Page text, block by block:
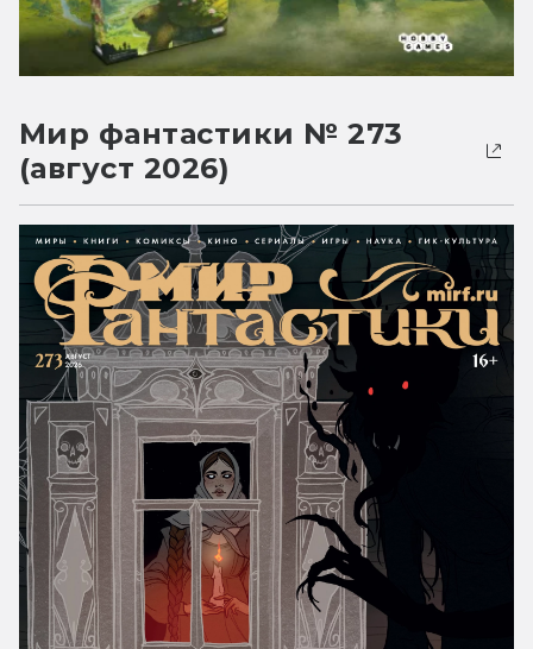
Мир фантастики № 273
(август 2026)